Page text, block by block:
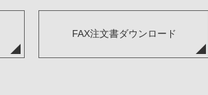
FAX注文書ダウンロード